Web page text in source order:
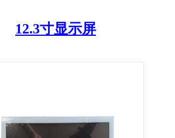
12.3寸显示屏